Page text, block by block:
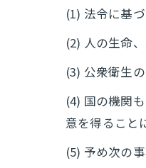
(1) 法令に基
(2) 人の生命
(3) 公衆衛生
(4) 国の機関
意を得ること
(5) 予め次の